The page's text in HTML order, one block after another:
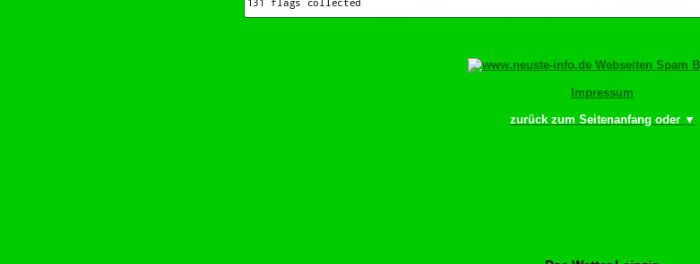
Impressum
zurück zum Seitenanfang oder ▼